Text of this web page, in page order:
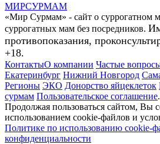
МИРСУРМАМ
«Мир Сурмам» - сайт о суррогатном
суррогатных мам без посредников.
противопоказания,
+18.
КонтактыО компании Частые
Екатеринбург Нижний Новгород
Регионы ЭКО Донорство яйцеклеток
сурмам Пользовательское соглашение.
Продолжая пользоваться сайтом, Вы
использованием cookie-файлов и
Политике по использованию cookie-
конфиденциальности